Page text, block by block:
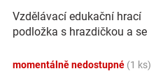
Vzdělávací edukační hrací
podložka s hrazdičkou a se
momentálně nedostupné (1 ks)